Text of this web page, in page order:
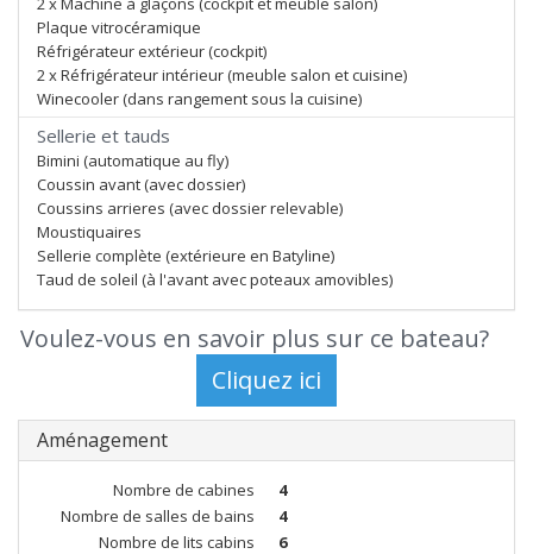
Plaque vitrocéramique
Réfrigérateur extérieur (cockpit)
2 x Réfrigérateur intérieur (meuble salon et cuisine)
Winecooler (dans rangement sous la cuisine)
Sellerie et tauds
Bimini (automatique au fly)
Coussin avant (avec dossier)
Coussins arrieres (avec dossier relevable)
Moustiquaires
Sellerie complète (extérieure en Batyline)
Taud de soleil (à l'avant avec poteaux amovibles)
Voulez-vous en savoir plus sur ce bateau?
Aménagement
Nombre de cabines
4
Nombre de salles de bains
4
Nombre de lits cabins
6